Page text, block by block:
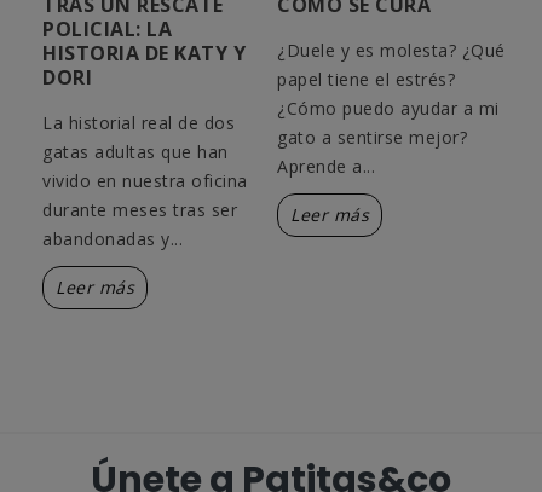
POLICIAL: LA
HISTORIA DE KATY Y
DORI
La historial real de dos
gatas adultas que han
vivido en nuestra oficina
durante meses tras ser
abandonadas y...
Leer más
¿Duele y es molesta? ¿Qué
papel tiene el estrés?
¿Cómo puedo ayudar a mi
gato a sentirse mejor?
Aprende a...
Leer más
Únete a Patitas&co